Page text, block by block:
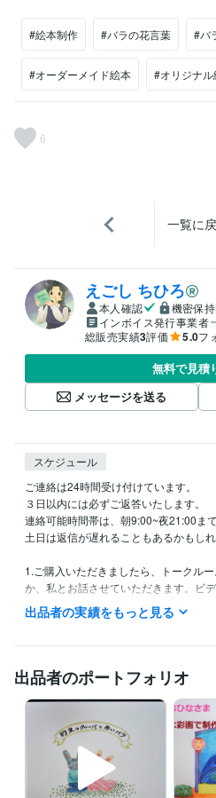
#絵本制作 #バラの花言葉 #バ
#オーダーメイド絵本 #オリジナル
6
一覧に
えごし ちひろ
本人確認
機密保
インボイス発行事業者
総販売実績3評価 5.0フ
無料で見積
メッセージを送る
スケジュール
ご連絡は24時間受け付けています。
３日以内には必ずご返答いたします。
連絡可能時間帯は、朝9:00~夜21:00まで
土日は返信が遅れることもあるかもし
1.ご購入いただきましたら、トークル
か、私とお話させていただきます。ビ
す。お客様に合った媒体で、私にイメ
質問事項がありますので、そちらと、
2.ココナラでのお客様の入金通知確認後
ストーリー構想から、絵本自体も手描
3.絵本は完成までの期間として、
御見積書発行後、3週間～2か月ほど
ページ数や絵本の仕立て内容によっ
個別にトークルームでご連絡差し上げ
案内いたします。
出品者の実績をもっと見る
出品者のポートフォリオ